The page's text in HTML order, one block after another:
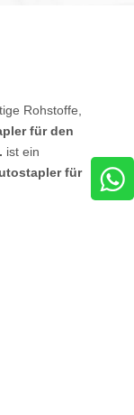
Rohstoffe,
für den
ist ein
für